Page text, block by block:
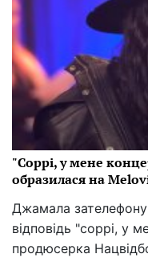
"Соррі, у мене
образилася на
Джамала
відповідь "соррі, у
продюсерка